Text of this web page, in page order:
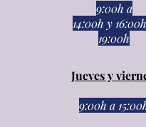
9:00h a
14:00h y
19:00h
Jueves y
9:00h a